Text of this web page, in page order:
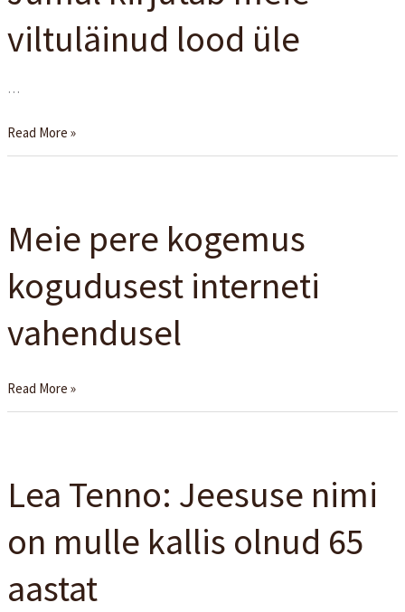
viltuläinud lood üle
…
viltuläinud
lood
üle
Read More »
Meie pere kogemus
kogudusest interneti
vahendusel
kogemus
kogudusest
interneti
vahendusel
Read More »
Lea Tenno: Jeesuse nimi
on mulle kallis olnud 65
aastat
Jeesuse
nimi
on
mulle
kallis